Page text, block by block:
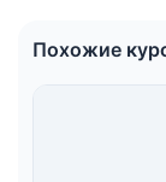
Похожие